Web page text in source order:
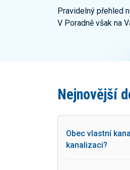
Pravidelný přehled
V Poradně však na
Nejnovější
Obec vlastní
kanalizaci?